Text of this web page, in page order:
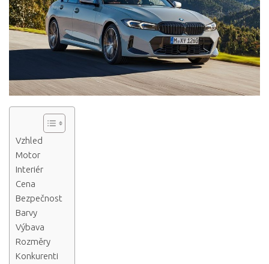
Vzhled
Motor
Interiér
Cena
Bezpečnost
Barvy
Výbava
Rozměry
Konkurenti